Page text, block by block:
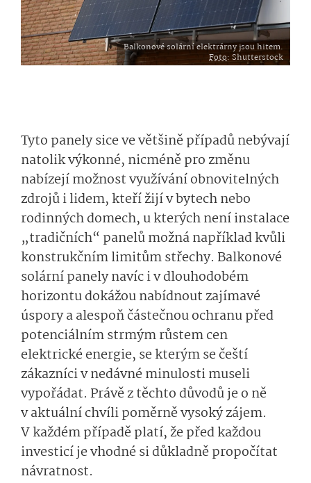
Balkonové solární elektrárny jsou hitem.
Foto: Shutterstock
Tyto panely sice ve většině případů nebývají
natolik výkonné, nicméně pro změnu
nabízejí možnost využívání obnovitelných
zdrojů i lidem, kteří žijí v bytech nebo
rodinných domech, u kterých není instalace
„tradičních“ panelů možná například kvůli
konstrukčním limitům střechy. Balkonové
solární panely navíc i v dlouhodobém
horizontu dokážou nabídnout zajímavé
úspory a alespoň částečnou ochranu před
potenciálním strmým růstem cen
elektrické energie, se kterým se čeští
zákazníci v nedávné minulosti museli
vypořádat. Právě z těchto důvodů je o ně
v aktuální chvíli poměrně vysoký zájem.
V každém případě platí, že před každou
investicí je vhodné si důkladně propočítat
návratnost.